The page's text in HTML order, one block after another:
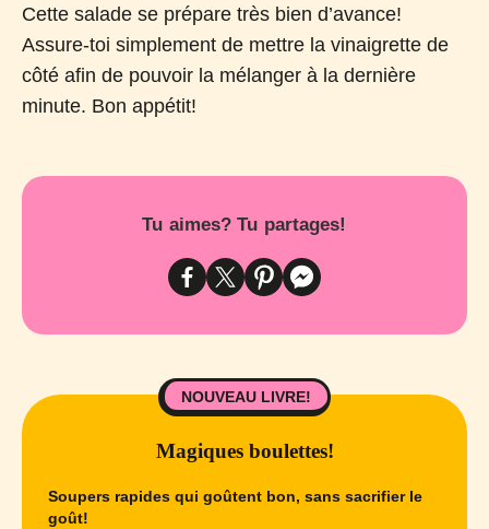
Cette salade se prépare très bien d’avance!
Assure-toi simplement de mettre la vinaigrette de
côté afin de pouvoir la mélanger à la dernière
minute. Bon appétit!
Tu aimes? Tu partages!
NOUVEAU LIVRE!
Magiques boulettes!
Soupers rapides qui goûtent bon, sans sacrifier le
goût!